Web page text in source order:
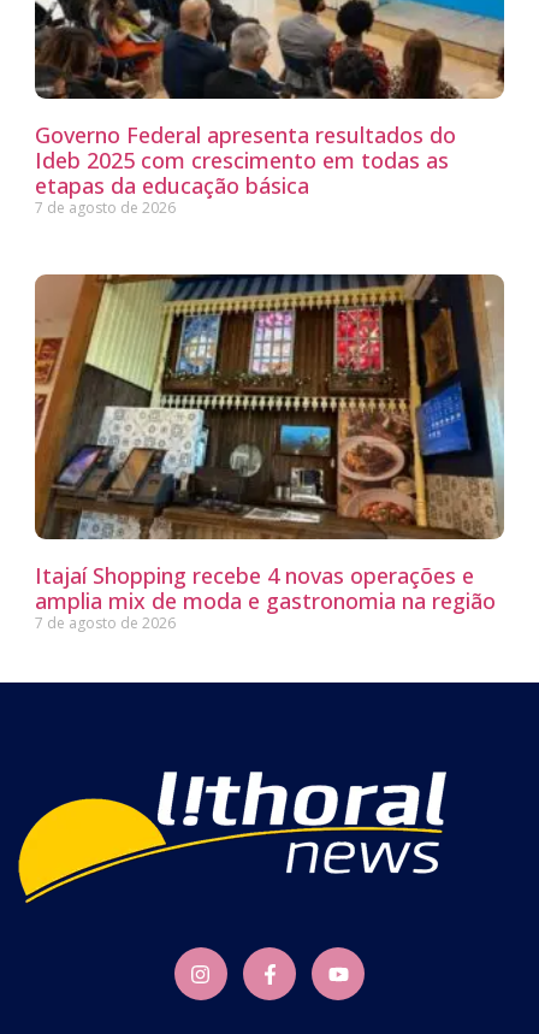
Governo Federal apresenta resultados do
Ideb 2025 com crescimento em todas as
etapas da educação básica
7 de agosto de 2026
Itajaí Shopping recebe 4 novas operações e
amplia mix de moda e gastronomia na região
7 de agosto de 2026